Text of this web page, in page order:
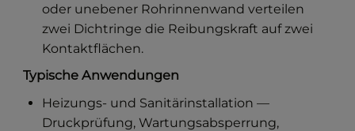
oder unebener Rohrinnenwand verteilen
zwei Dichtringe die Reibungskraft auf zwei
Kontaktflächen.
Typische Anwendungen
Heizungs- und Sanitärinstallation —
Druckprüfung, Wartungsabsperrung,